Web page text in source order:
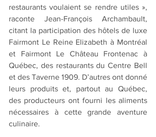
restaurants voulaient se rendre utiles »,
raconte Jean-François Archambault,
citant la participation des hôtels de luxe
Fairmont Le Reine Elizabeth à Montréal
et Fairmont Le Château Frontenac à
Québec, des restaurants du Centre Bell
et des Taverne 1909. D’autres ont donné
leurs produits et, partout au Québec,
des producteurs ont fourni les aliments
nécessaires à cette grande aventure
culinaire.